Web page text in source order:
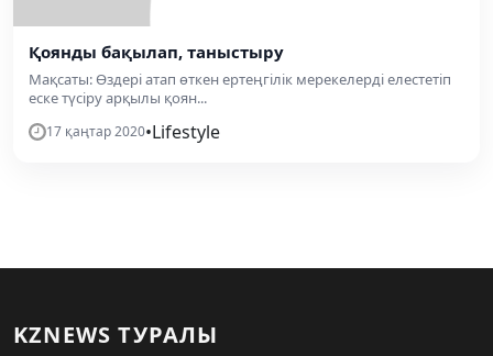
Қоянды бақылап, таныстыру
Мақсаты: Өздері атап өткен ертеңгілік мерекелерді елестетіп
еске түсіру арқылы қоян...
17 қаңтар 2020•Lifestyle
KZNEWS ТУРАЛЫ